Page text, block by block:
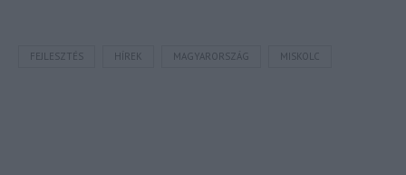
FEJLESZTÉS HÍREK MAGYARORSZÁG MISKOLC